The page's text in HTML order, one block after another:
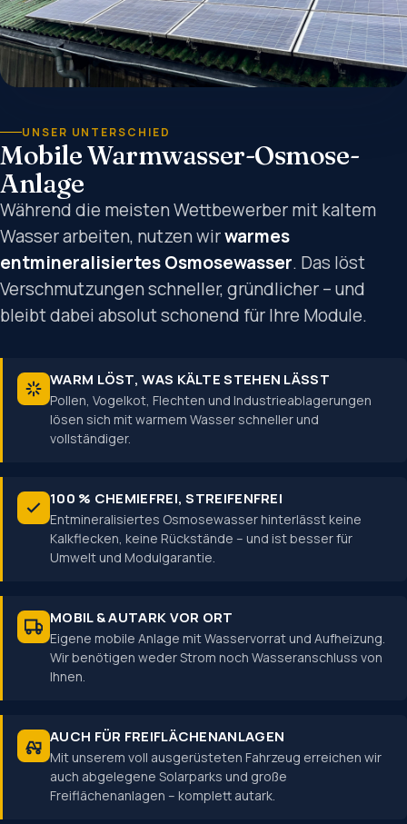
UNSER UNTERSCHIED
Mobile Warmwasser-Osmose-
Anlage
Während die meisten Wettbewerber mit kaltem
Wasser arbeiten, nutzen wirwarmes
entmineralisiertes Osmosewasser. Das löst
Verschmutzungen schneller, gründlicher – und
bleibt dabei absolut schonend für Ihre Module.
WARM LÖST, WAS KÄLTE STEHEN LÄSST
Pollen, Vogelkot, Flechten und Industrieablagerungen
lösen sich mit warmem Wasser schneller und
vollständiger.
100 % CHEMIEFREI, STREIFENFREI
Entmineralisiertes Osmosewasser hinterlässt keine
Kalkflecken, keine Rückstände – und ist besser für
Umwelt und Modulgarantie.
MOBIL & AUTARK VOR ORT
Eigene mobile Anlage mit Wasservorrat und Aufheizung.
Wir benötigen weder Strom noch Wasseranschluss von
Ihnen.
AUCH FÜR FREIFLÄCHEN­ANLAGEN
Mit unserem voll ausgerüsteten Fahrzeug erreichen wir
auch abgelegene Solarparks und große
Freiflächenanlagen – komplett autark.